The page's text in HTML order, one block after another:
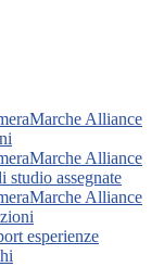
Alliance
Alliance
studio assegnate
Alliance
esperienze